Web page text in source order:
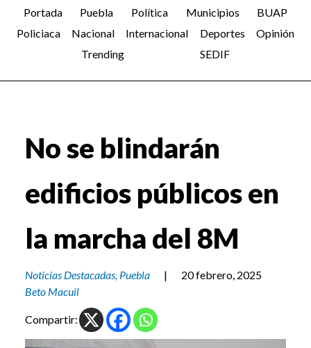
Portada Puebla Política Municipios
BUAP
Policiaca
Nacional Internacional Deportes
Opinión
Trending
SEDIF
No se blindarán
edificios públicos en
la marcha del 8M
Noticias Destacadas, Puebla |
20 febrero, 2025
Beto Macuil
Compartir: